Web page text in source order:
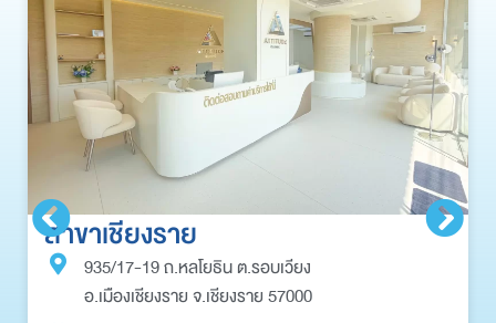
สาขาเชียงราย
935/17-19 ถ.หลโยธิน ต.รอบเวียง
อ.เมืองเชียงราย จ.เชียงราย 57000